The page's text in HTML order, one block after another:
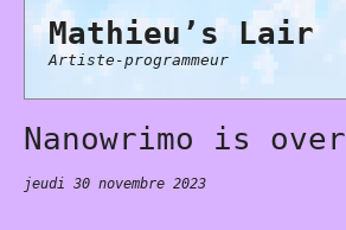
Mathieu’s Lair
Artiste-programmeur
Nanowrimo is over
jeudi 30 novembre 2023